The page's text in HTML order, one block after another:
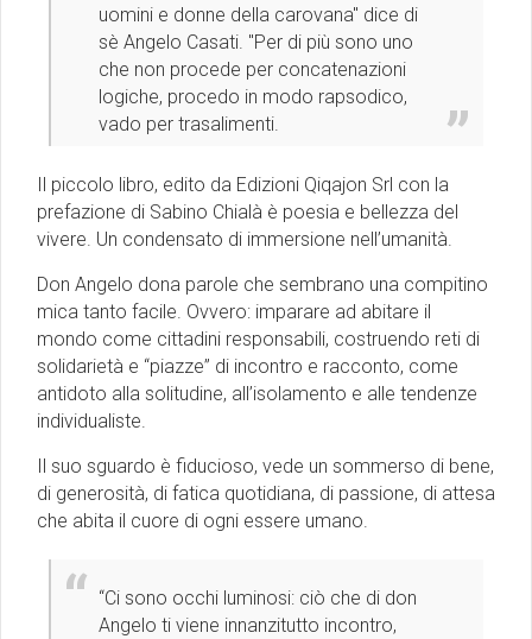
uomini e donne della carovana'' dice di
sè Angelo Casati. ''Per di più sono uno
che non procede per concatenazioni
logiche, procedo in modo rapsodico,
vado per trasalimenti.
Il piccolo libro, edito da Edizioni Qiqajon Srl con la
prefazione di Sabino Chialà è poesia e bellezza del
vivere. Un condensato di immersione nell’umanità.
Don Angelo dona parole che sembrano una compitino
mica tanto facile. Ovvero: imparare ad abitare il
mondo come cittadini responsabili, costruendo reti di
solidarietà e “piazze” di incontro e racconto, come
antidoto alla solitudine, all’isolamento e alle tendenze
individualiste.
Il suo sguardo è fiducioso, vede un sommerso di bene,
di generosità, di fatica quotidiana, di passione, di attesa
che abita il cuore di ogni essere umano.
“Ci sono occhi luminosi: ciò che di don
Angelo ti viene innanzitutto incontro,